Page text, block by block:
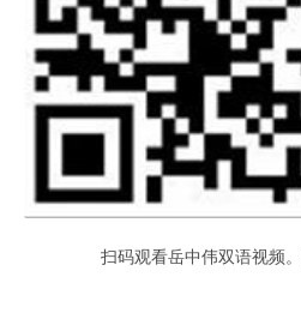
扫码观看岳中伟双语视频。